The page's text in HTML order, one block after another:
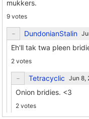
mukkers.
9 votes
DundonianStalin
Eh'll tak twa pleen
2 votes
Tetracyclic
Onion bridies. <3
2 votes